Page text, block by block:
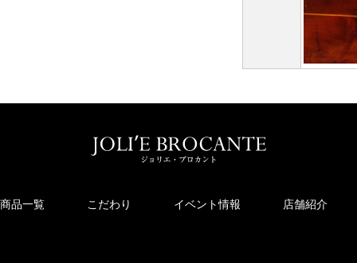
商品一覧 こだわり イベント情報 店舗紹介